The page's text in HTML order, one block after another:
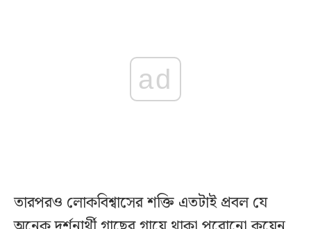
ad
তারপরও লোকবিশ্বাসের শক্তি এতটাই প্রবল যে